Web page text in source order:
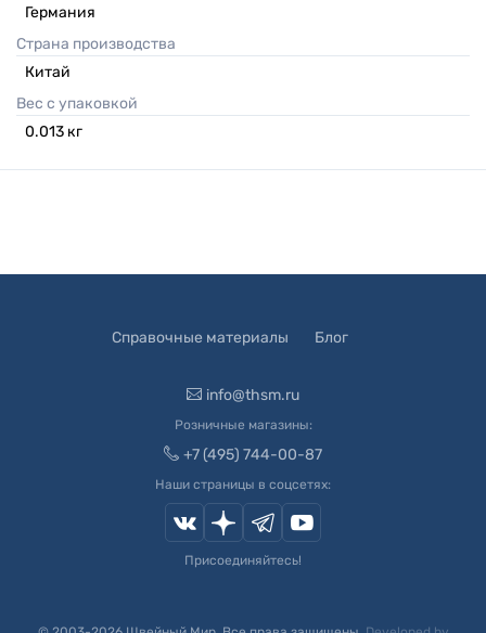
Германия
Страна производства
Китай
Вес с упаковкой
0.013 кг
Справочные материалы Блог
info@thsm.ru
Розничные магазины:
+7 (495) 744-00-87
Наши страницы в соцсетях:
Присоединяйтесь!